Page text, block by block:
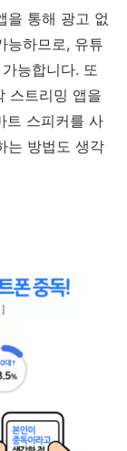
을 통해 광고 없
능하므로, 유튜
능합니다. 또
스트리밍 앱을
트 스피커를 사
는 방법도 생각